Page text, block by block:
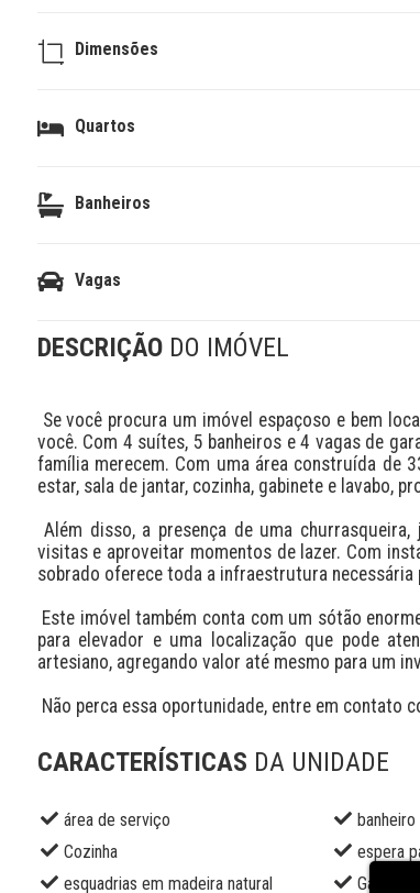
Dimensões
Quartos
Banheiros
Vagas
DESCRIÇÃO DO IMÓVEL
você. Com 4 suítes, 5 banheiros e 4 vagas de
família merecem. Com uma área construída de
estar, sala de jantar, cozinha, gabinete e lavabo,
Além disso, a presença de uma churrasqueira, jardim e sacada tornam este imóvel ideal para quem gosta de receber
visitas e aproveitar momentos de lazer. Com
sobrado oferece toda a infraestrutura necessária
para elevador e uma localização que pode
artesiano, agregando valor até mesmo para um
Não perca essa oportunidade, entre em contato
CARACTERÍSTICAS DA UNIDADE
área de serviço banheiro
Cozinha
espera
esquadrias em madeira natural
Gabinete